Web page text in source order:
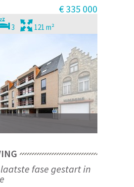
€ 335 000
3 121 m²
fase gestart in